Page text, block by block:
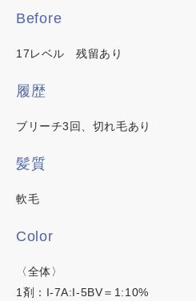
明るい白髪染め
時短カラー
Before
17レベル 残留あり
履歴
ブリーチ3回、切れ毛あり
髪質
軟毛
Color
〈全体〉
1剤：I-7A:I-5BV＝1:10%